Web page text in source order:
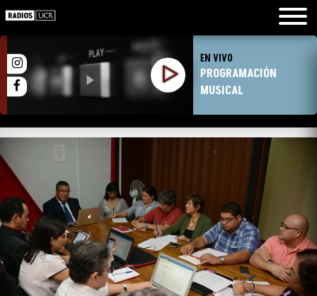
EN VIVO
PROGRAMACIÓN
MUSICAL